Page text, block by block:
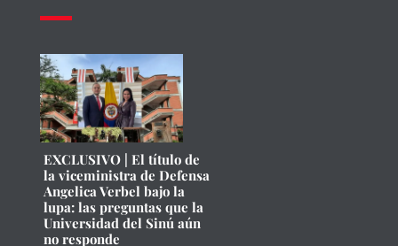
EXCLUSIVO | El título de
la viceministra de Defensa
Angelica Verbel bajo la
lupa: las preguntas que la
Universidad del Sinú aún
no responde